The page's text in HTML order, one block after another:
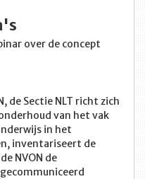
over de concept
de Sectie NLT richt zich
van het vak
in het
inventariseert de
NVON de